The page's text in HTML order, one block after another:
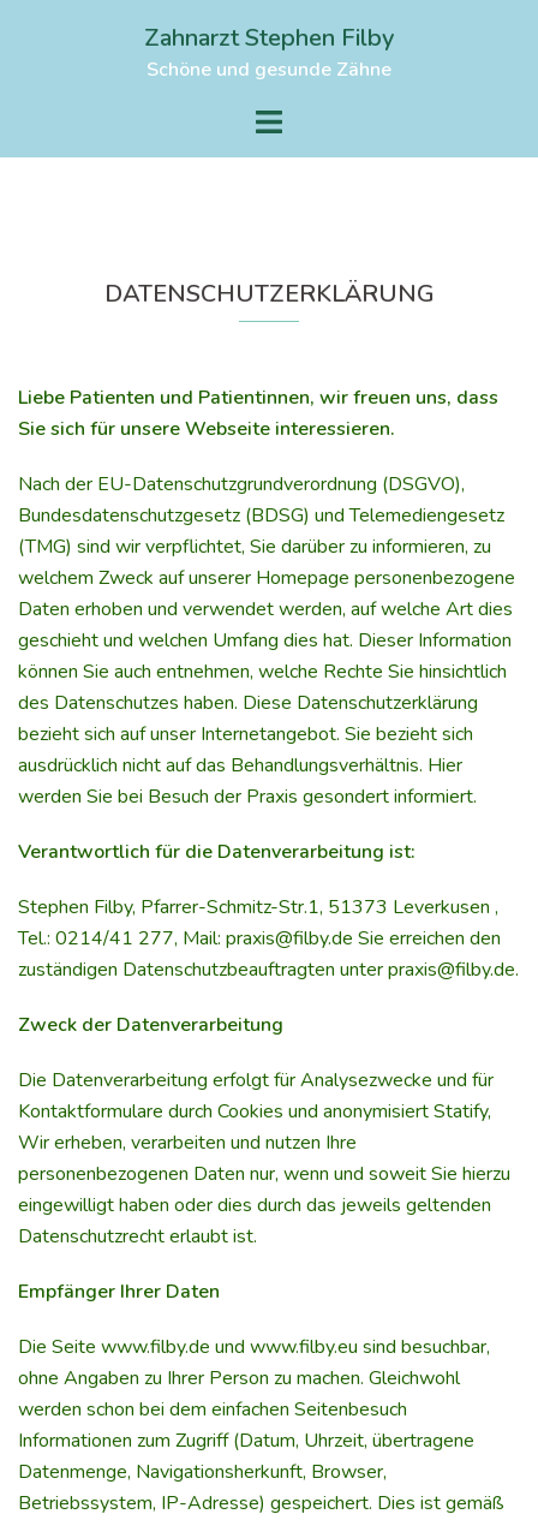
Zahnarzt Stephen Filby
Schöne und gesunde Zähne
Menü
DATENSCHUTZERKLÄRUNG
Liebe Patienten und Patientinnen, wir freuen uns, dass
Sie sich für unsere Webseite interessieren.
Nach der EU-Datenschutzgrundverordnung (DSGVO),
Bundesdatenschutzgesetz (BDSG) und Telemediengesetz
(TMG) sind wir verpflichtet, Sie darüber zu informieren, zu
welchem Zweck auf unserer Homepage personenbezogene
Daten erhoben und verwendet werden, auf welche Art dies
geschieht und welchen Umfang dies hat. Dieser Information
können Sie auch entnehmen, welche Rechte Sie hinsichtlich
des Datenschutzes haben. Diese Datenschutzerklärung
bezieht sich auf unser Internetangebot. Sie bezieht sich
ausdrücklich nicht auf das Behandlungsverhältnis. Hier
werden Sie bei Besuch der Praxis gesondert informiert.
Verantwortlich für die Datenverarbeitung ist:
Stephen Filby, Pfarrer-Schmitz-Str.1, 51373 Leverkusen ,
Tel.: 0214/41 277, Mail: praxis@filby.de Sie erreichen den
zuständigen Datenschutzbeauftragten unterpraxis@filby.de.
Zweck der Datenverarbeitung
Die Datenverarbeitung erfolgt für Analysezwecke und für
Kontaktformulare durch Cookies und anonymisiert Statify,
Wir erheben, verarbeiten und nutzen Ihre
personenbezogenen Daten nur, wenn und soweit Sie hierzu
eingewilligt haben oder dies durch das jeweils geltenden
Datenschutzrecht erlaubt ist.
Empfänger Ihrer Daten
Die Seite www.filby.de und www.filby.eu sind besuchbar,
ohne Angaben zu Ihrer Person zu machen. Gleichwohl
werden schon bei dem einfachen Seitenbesuch
Informationen zum Zugriff (Datum, Uhrzeit, übertragene
Datenmenge, Navigationsherkunft, Browser,
Betriebssystem, IP-Adresse) gespeichert. Dies ist gemäß